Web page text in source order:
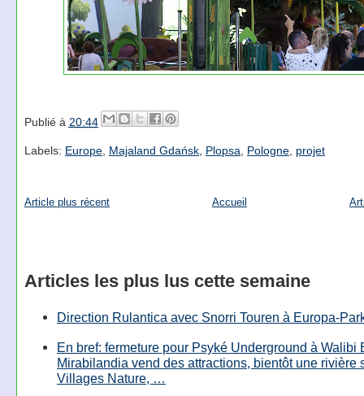
Publié à 20:44
Labels: Europe, Majaland Gdańsk, Plopsa Pologne, projet
Article plus récent Accueil
Articles les plus lus cette semaine
Direction Rulantica avec Snorri Touren à Europa-
En bref: fermeture pour Psyké Underground à Walibi
Mirabilandia vend des attractions, bientôt une rivière
Villages Nature, …